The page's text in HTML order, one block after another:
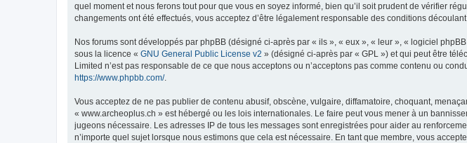
quel moment et nous ferons tout pour que vous en soyez informé, bien qu’il soit prudent de vérifier
changements ont été effectués, vous acceptez d’être légalement responsable des conditions
Nos forums sont développés par phpBB (désigné ci-après par « ils », « eux », « leur », « logiciel
sous la licence « GNU General Public License v2 » (désigné ci-après par « GPL ») et qui peut être
Limited n’est pas responsable de ce que nous acceptons ou n’acceptons pas comme contenu ou
https://www.phpbb.com/.
Vous acceptez de ne pas publier de contenu abusif, obscène, vulgaire, diffamatoire, choquant,
« www.archeoplus.ch » est hébergé ou les lois internationales. Le faire peut vous mener à un
jugeons nécessaire. Les adresses IP de tous les messages sont enregistrées pour aider au
n’importe quel sujet lorsque nous estimons que cela est nécessaire. En tant que membre, vous